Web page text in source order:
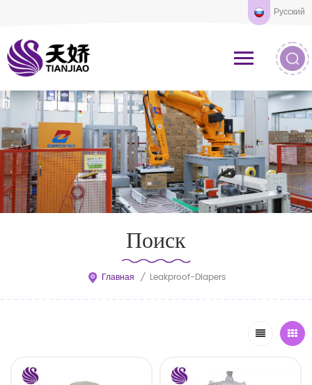
Русский
Поиск
Главная / Leakproof-Diapers